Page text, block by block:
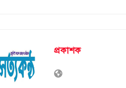
প্রকাশক